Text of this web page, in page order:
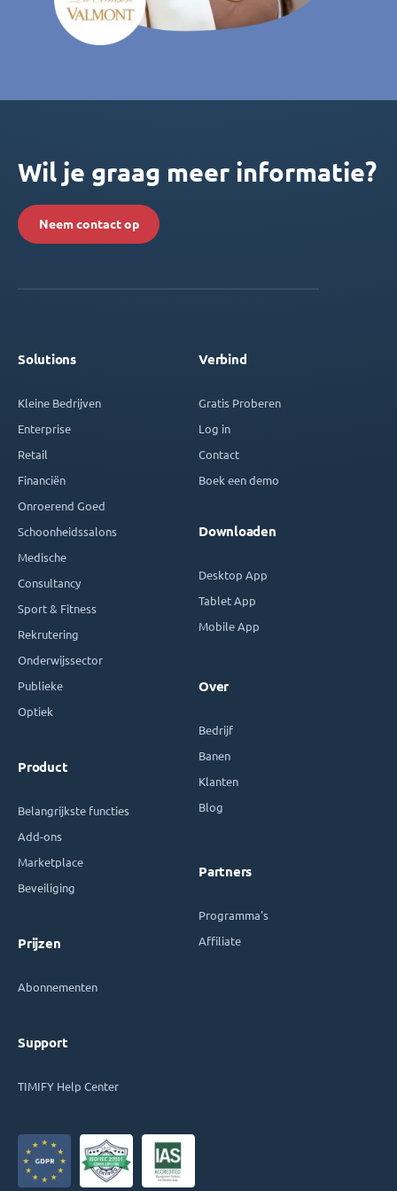
Wil je graag meer informatie?
Neem contact op
Solutions
Kleine Bedrijven
Enterprise
Retail
Financiën
Onroerend Goed
Schoonheidssalons
Medische
Consultancy
Sport & Fitness
Rekrutering
Onderwijssector
Publieke
Optiek
Product
Belangrijkste functies
Add-ons
Marketplace
Beveiliging
Prijzen
Abonnementen
Support
TIMIFY Help Center
Verbind
Gratis Proberen
Log in
Contact
Boek een demo
Downloaden
Desktop App
Tablet App
Mobile App
Over
Bedrijf
Banen
Klanten
Blog
Partners
Programma's
Affiliate